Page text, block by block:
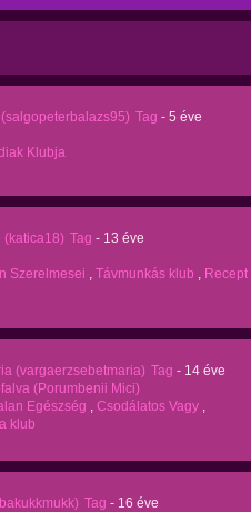
Tag - 5 éve
Klubja
(katica18) Tag - 13 éve
Szerelmesei , Távmunkás klub , Recept
(vargaerzsebetmaria) Tag - 14 éve
(Porumbenii Mici)
Egészség , Csodálatos Vagy ,
klub
Tag - 16 éve